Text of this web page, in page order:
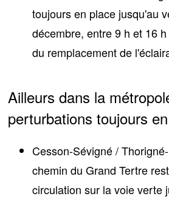
toujours en place jusqu'au
décembre, entre 9 h et 16
du remplacement de
Ailleurs dans la
perturbations toujours
Cesson-Sévigné /
chemin du Grand Tertre
circulation sur la voie verte